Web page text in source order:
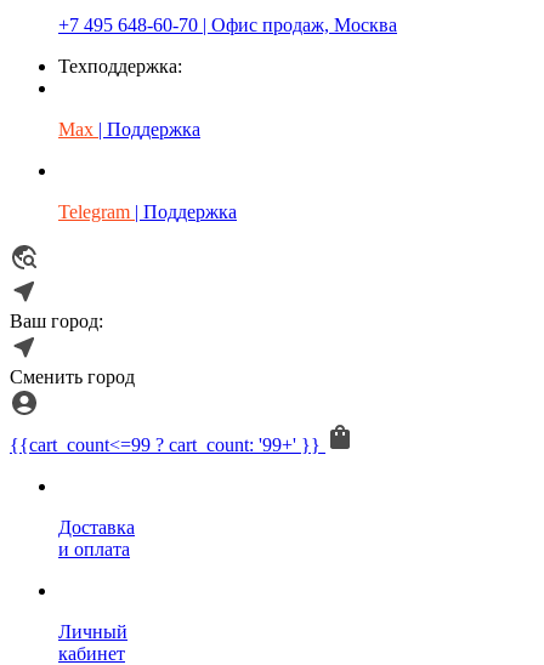
+7 495 648-60-70 | Офис продаж, Москва
Техподдержка:
Max | Поддержка
Telegram | Поддержка
Ваш город:
Сменить город
{{cart_count<=99 ? cart_count: '99+' }}
Доставка
и оплата
Личный
кабинет